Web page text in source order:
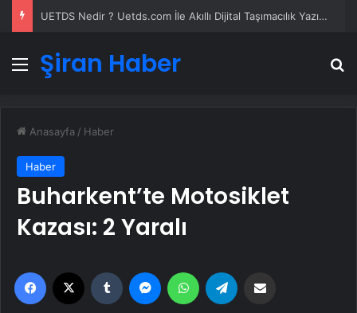
UETDS Nedir ? Uetds.com İle Akıllı Dijital Taşımacılık Yazılımı
Menü
Şiran Haber
Anasayfa / Haber
Haber
Buharkent’te Motosiklet
Kazası: 2 Yaralı
Facebook Tumblr MessengerWhatsApp